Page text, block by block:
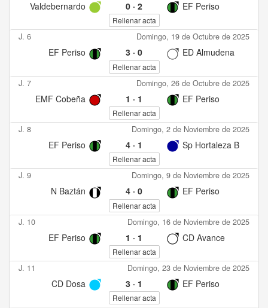
Valdebernardo 0· 2 EF Periso
Rellenar acta
J. 6 Domingo, 19 de Octubre de 2025
EF Periso 3· 0 ED Almudena
Rellenar acta
J. 7 Domingo, 26 de Octubre de 2025
EMF Cobeña 1 · 1 EF Periso
Rellenar acta
J. 8 Domingo, 2 de Noviembre de 2025
EF Periso 4· 1 Sp Hortaleza B
Rellenar acta
J. 9 Domingo, 9 de Noviembre de 2025
N Baztán 4· 0 EF Periso
Rellenar acta
J. 10 Domingo, 16 de Noviembre de 2025
EF Periso 1 · 1 CD Avance
Rellenar acta
J. 11 Domingo, 23 de Noviembre de 2025
CD Dosa 3· 1 EF Periso
Rellenar acta